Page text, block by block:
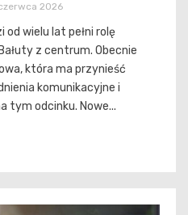
2026
od wielu lat pełni rolę
z centrum. Obecnie
która ma przynieść
komunikacyjne i
tym odcinku. Nowe...